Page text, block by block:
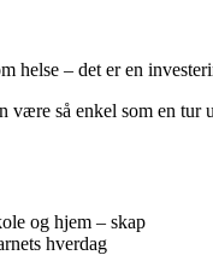
helse – det er en
være så enkel som en
og hjem – skap
hverdag